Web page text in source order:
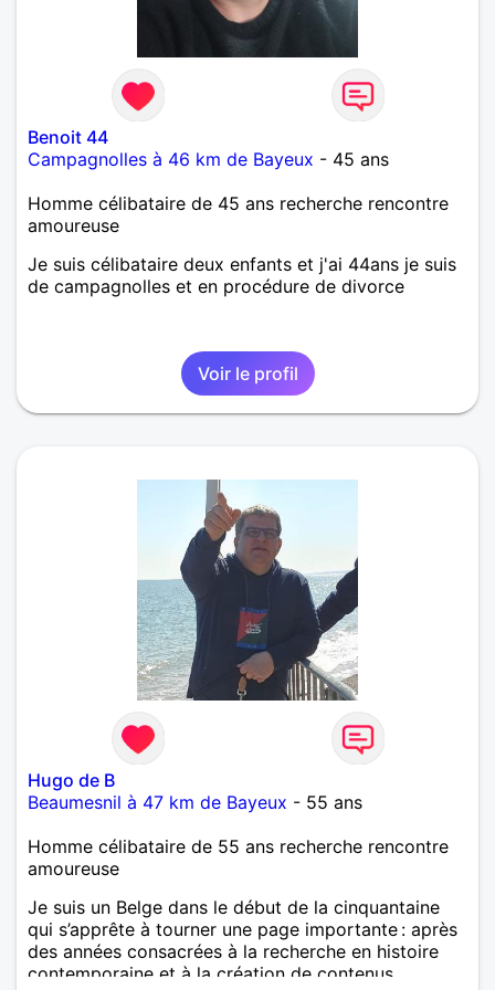
Benoit 44
Campagnolles à 46 km de Bayeux - 45 ans
Homme célibataire de 45 ans recherche rencontre
amoureuse
Je suis célibataire deux enfants et j'ai 44ans je suis
de campagnolles et en procédure de divorce
Voir le profil
Hugo de B
Beaumesnil à 47 km de Bayeux - 55 ans
Homme célibataire de 55 ans recherche rencontre
amoureuse
Je suis un Belge dans le début de la cinquantaine
qui s’apprête à tourner une page importante : après
des années consacrées à la recherche en histoire
contemporaine et à la création de contenus